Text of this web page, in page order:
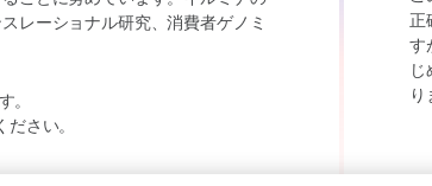
正
す
り
レーショナル研究、消費者ゲノミ
。
ださい。